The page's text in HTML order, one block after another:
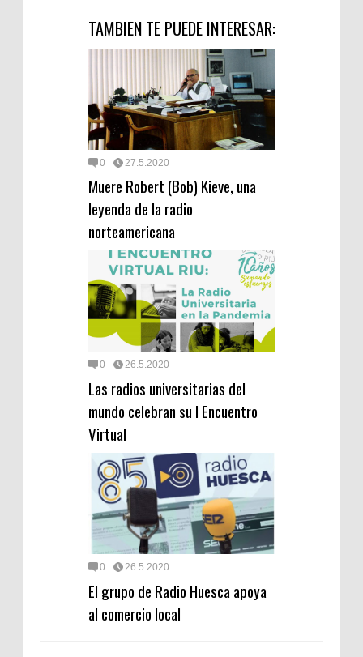
TAMBIEN TE PUEDE INTERESAR:
0 27.5.2020
Muere Robert (Bob) Kieve, una
leyenda de la radio
norteamericana
0 26.5.2020
Las radios universitarias del
mundo celebran su I Encuentro
Virtual
0 26.5.2020
El grupo de Radio Huesca apoya
al comercio local